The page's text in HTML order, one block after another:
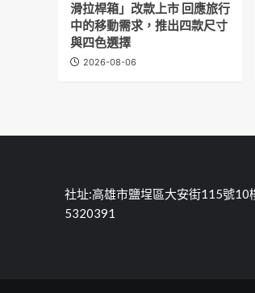
滑拉桿箱」改款上市 回應旅行
中的移動需求，推出四款尺寸
與四色選擇
2026-08-06
社址:高雄市鹽埕區大安街115號
5320391